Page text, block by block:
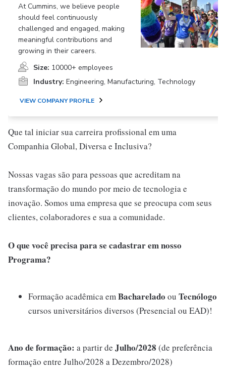
At Cummins, we believe people
should feel continuously
challenged and engaged, making
meaningful contributions and
growing in their careers.
Size: 10000+ employees
Industry: Engineering, Manufacturing, Technology
VIEW COMPANY PROFILE
Que tal iniciar sua carreira profissional em uma
Companhia Global, Diversa e Inclusiva?
Nossas vagas são para pessoas que acreditam na
transformação do mundo por meio de tecnologia e
inovação. Somos uma empresa que se preocupa com seus
clientes, colaboradores e sua a comunidade.
O que você precisa para se cadastrar em nosso
Programa?
Formação acadêmica emBacharelado ou Tecnólogo
cursos universitários diversos (Presencial ou EAD)!
Ano de formação: a partir de Julho/2028 (de preferência
formação entre Julho/2028 a Dezembro/2028)